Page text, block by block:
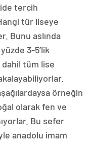
tercih
tür liseye
Bunu aslında
3-5’lik
tüm lise
örneğin
olarak fen ve
Bu sefer
anadolu imam